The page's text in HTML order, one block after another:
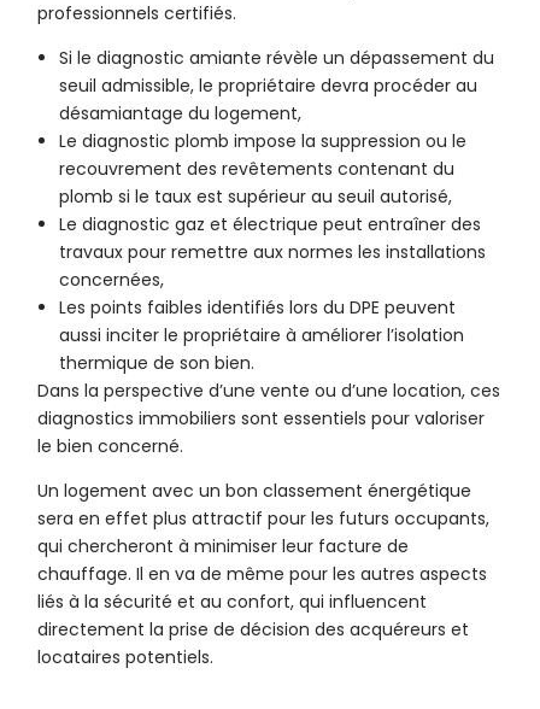
professionnels certifiés.
Si le diagnostic amiante révèle un dépassement du
seuil admissible, le propriétaire devra procéder au
désamiantage du logement,
Le diagnostic plomb impose la suppression ou le
recouvrement des revêtements contenant du
plomb si le taux est supérieur au seuil autorisé,
Le diagnostic gaz et électrique peut entraîner des
travaux pour remettre aux normes les installations
concernées,
Les points faibles identifiés lors du DPE peuvent
aussi inciter le propriétaire à améliorer l’isolation
thermique de son bien.
Dans la perspective d’une vente ou d’une location, ces
diagnostics immobiliers sont essentiels pour valoriser
le bien concerné.
Un logement avec un bon classement énergétique
sera en effet plus attractif pour les futurs occupants,
qui chercheront à minimiser leur facture de
chauffage. Il en va de même pour les autres aspects
liés à la sécurité et au confort, qui influencent
directement la prise de décision des acquéreurs et
locataires potentiels.